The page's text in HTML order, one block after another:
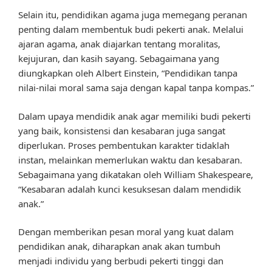
Selain itu, pendidikan agama juga memegang peranan
penting dalam membentuk budi pekerti anak. Melalui
ajaran agama, anak diajarkan tentang moralitas,
kejujuran, dan kasih sayang. Sebagaimana yang
diungkapkan oleh Albert Einstein, “Pendidikan tanpa
nilai-nilai moral sama saja dengan kapal tanpa kompas.”
Dalam upaya mendidik anak agar memiliki budi pekerti
yang baik, konsistensi dan kesabaran juga sangat
diperlukan. Proses pembentukan karakter tidaklah
instan, melainkan memerlukan waktu dan kesabaran.
Sebagaimana yang dikatakan oleh William Shakespeare,
“Kesabaran adalah kunci kesuksesan dalam mendidik
anak.”
Dengan memberikan pesan moral yang kuat dalam
pendidikan anak, diharapkan anak akan tumbuh
menjadi individu yang berbudi pekerti tinggi dan